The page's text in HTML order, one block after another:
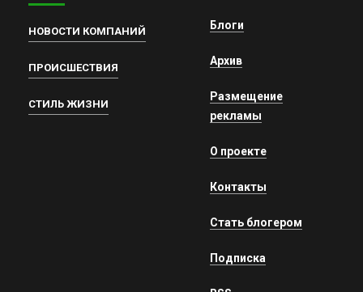
НОВОСТИ КОМПАНИЙ
ПРОИСШЕСТВИЯ
СТИЛЬ ЖИЗНИ
Блоги
Архив
Размещение
рекламы
О проекте
Контакты
Стать блогером
Подписка